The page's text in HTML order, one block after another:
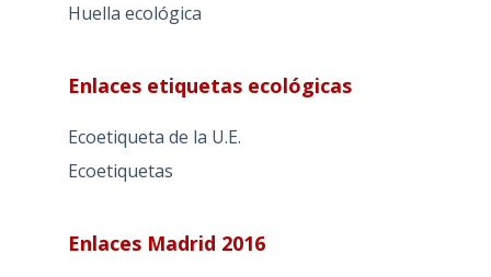
Huella ecológica
Enlaces etiquetas ecológicas
Ecoetiqueta de la U.E.
Ecoetiquetas
Enlaces Madrid 2016